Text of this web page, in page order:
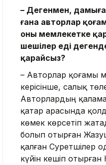
– Дегенмен,
ғана авторлар
оны мемлекетке
шешілер еді
қарайсыз?
– Авторлар қоғамы
керісінше, салық
Авторлардың
қатар арасында
көмек көрсетіп
болып отырған
қалған Суретшілер
күйін кешіп